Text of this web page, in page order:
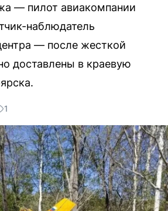
— пилот авиакомпании
наблюдатель
— после жесткой
доставлены в краевую
1